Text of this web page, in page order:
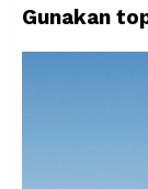
Gunakan